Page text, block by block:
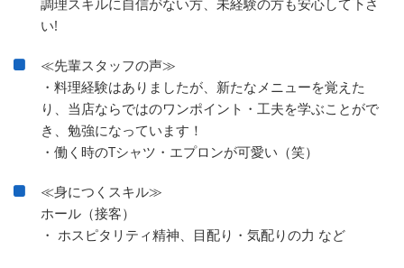
調理スキルに自信がない方、未経験の方も安心して下さ
い!
≪先輩スタッフの声≫
・料理経験はありましたが、新たなメニューを覚えた
り、当店ならではのワンポイント・工夫を学ぶことがで
き、勉強になっています！
・働く時のTシャツ・エプロンが可愛い（笑）
≪身につくスキル≫
ホール（接客）
・ ホスピタリティ精神、目配り・気配りの力 など